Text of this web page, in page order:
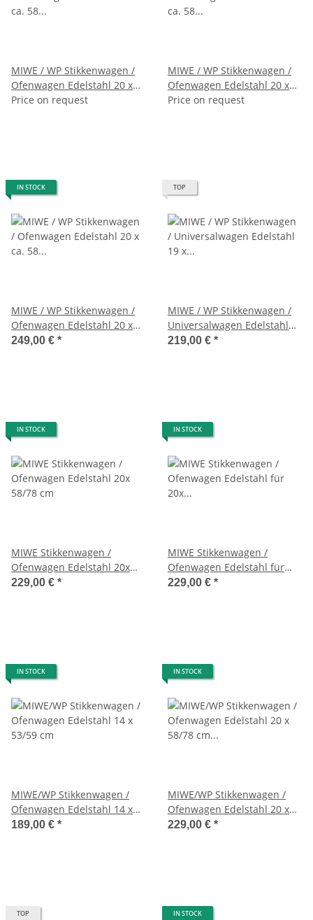
MIWE / WP Stikkenwagen /
Ofenwagen Edelstahl 20 x
ca. 58 x 78 cm
Price on request
MIWE / WP Stikkenwagen /
Ofenwagen Edelstahl 20 x
ca. 58 x 78 cm
Price on request
IN STOCK
MIWE / WP Stikkenwagen /
Ofenwagen Edelstahl 20 x
ca. 58 x 98 cm
249,00 € *
TOP
MIWE / WP Stikkenwagen /
Universalwagen Edelstahl
19 x 60/80cm
219,00 € *
IN STOCK
MIWE Stikkenwagen /
Ofenwagen Edelstahl 20x
58/78 cm
229,00 € *
IN STOCK
MIWE Stikkenwagen /
Ofenwagen Edelstahl für
20x 58/78 cm Bleche
229,00 € *
IN STOCK
MIWE/WP Stikkenwagen /
Ofenwagen Edelstahl 14 x
53/59 cm
189,00 € *
IN STOCK
MIWE/WP Stikkenwagen /
Ofenwagen Edelstahl 20 x
58/78 cm Längseinschub
229,00 € *
TOP IN STOCK